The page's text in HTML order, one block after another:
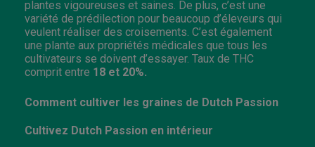
plantes vigoureuses et saines. De plus, c’est une
variété de prédilection pour beaucoup d’éleveurs qui
veulent réaliser des croisements. C’est également
une plante aux propriétés médicales que tous les
cultivateurs se doivent d’essayer. Taux de THC
comprit entre 18 et 20%.
Comment cultiver les graines de Dutch Passion
Cultivez Dutch Passion en intérieur